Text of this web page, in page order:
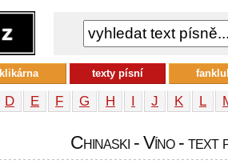
D E F G H I J K L
Chinaski - Víno - text
klikárna texty písní